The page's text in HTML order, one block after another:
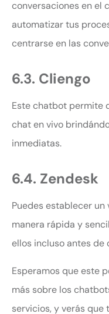
conversaciones en el
automatizar tus
centrarse en las
6.3. Cliengo
Este chatbot permite
chat en vivo
inmediatas.
6.4. Zendesk
Puedes establecer
manera rápida y
ellos incluso antes de
Esperamos que este
más sobre los
servicios, y verás que